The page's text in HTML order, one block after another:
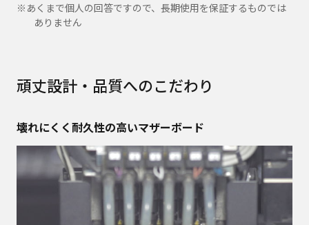
※あくまで個人の回答ですので、長期使用を保証するものでは
ありません
頑丈設計・品質へのこだわり
壊れにくく耐久性の高いマザーボード